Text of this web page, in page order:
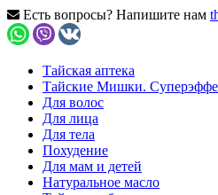
Есть вопросы? Напишите нам
Тайская аптека
Тайские Мишки.
Для волос
Для лица
Для тела
Похудение
Для мам и детей
Натуральное масло